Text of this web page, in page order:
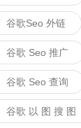
谷歌seo 外链
谷歌 Seo 推广
谷歌 Seo 查询
谷歌 以 图 搜 图